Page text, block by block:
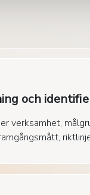
och
verksamhet,